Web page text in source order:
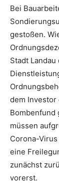
Bei
gestoßen.
Stadt
dem Investor
Bombenfund
müssen
Corona-
eine
zunächst
vorerst.